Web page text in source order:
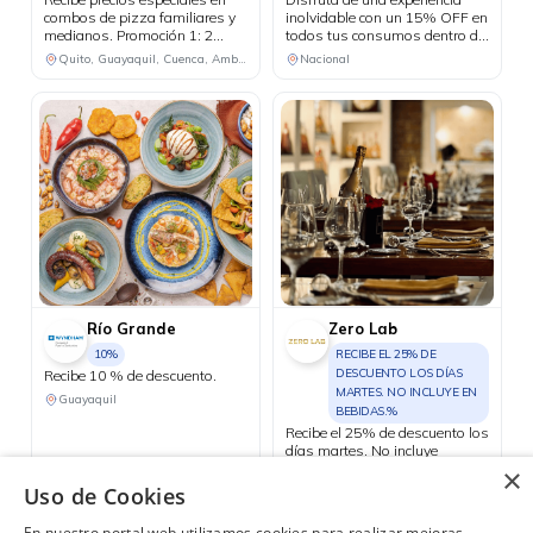
combos de pizza familiares y
medianos. Promoción 1: 2
pizzas familiares hasta 4
ingredientes + 1 bebida
Promoción 2: 2 pizzas
medianas de 1 ingrediente + 1
bebida familiar por USD 18.48.
Quito, Guayaquil, Cuenca, Ambato, Santo Domingo
inolvidable con un 15% OFF en
todos tus consumos dentro del
hotel durante tu estadía. Válido
para reservas de mínimo 2
Nacional
Río Grande
10%
Recibe 10 % de descuento.
Guayaquil
Zero Lab
RECIBE EL 25% DE
DESCUENTO LOS DÍAS
MARTES. NO INCLUYE EN
BEBIDAS.%
Recibe el 25% de descuento los
días martes. No incluye
×
Uso de Cookies